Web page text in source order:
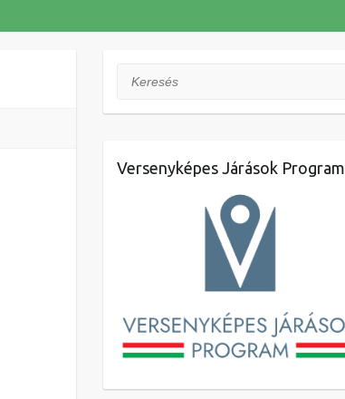
Keresés
Versenyképes Járások Program